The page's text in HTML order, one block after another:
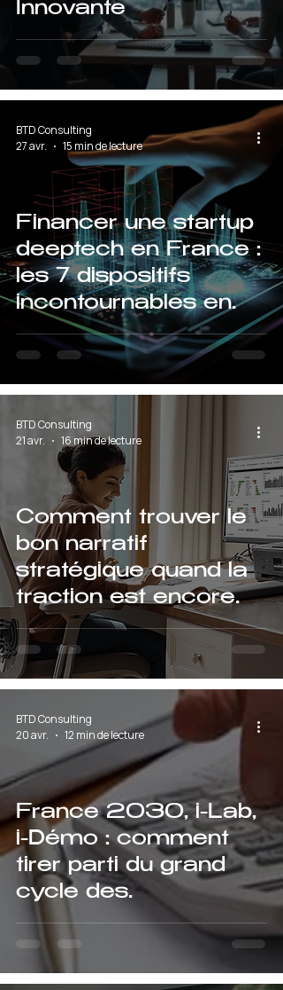
Innovante
Financer une startup
deeptech en France :
les 7 dispositifs
incontournables en
2026
BTD Consulting
27 avr.
15 min de lecture
Comment trouver le
bon narratif
stratégique quand la
traction est encore
fragile
BTD Consulting
21 avr.
16 min de lecture
France 2030, i-Lab,
i-Démo : comment
tirer parti du grand
cycle des
financements publics
en 2026
BTD Consulting
20 avr.
12 min de lecture